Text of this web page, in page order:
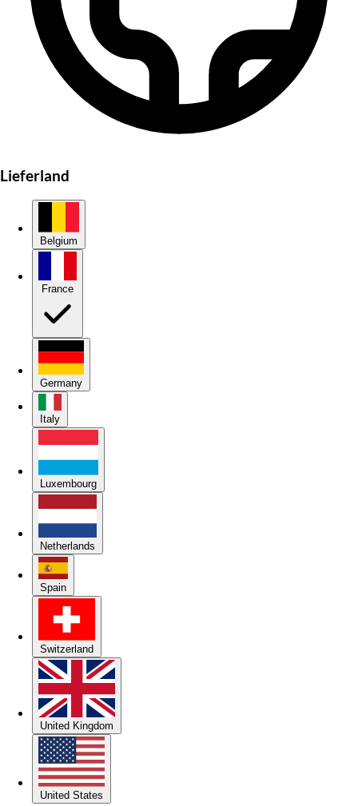
Lieferland
Belgium
Germany
Italy
Luxembourg
Netherlands
Spain
Switzerland
United Kingdom
United States